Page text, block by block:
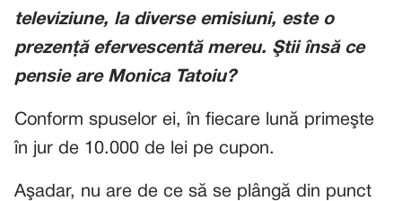
televiziune, la diverse emisiuni, este o
prezență efervescentă mereu. Ştii însă ce
pensie are Monica Tatoiu?
Conform spuselor ei, în fiecare lună primeşte
în jur de 10.000 de lei pe cupon.
Aşadar, nu are de ce să se plângă din punct